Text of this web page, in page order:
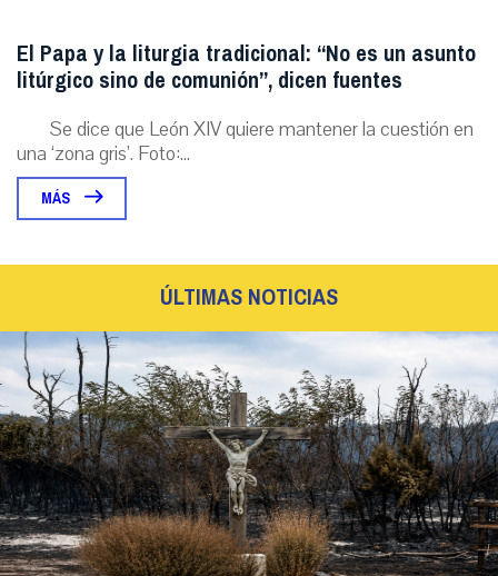
El Papa y la liturgia tradicional: “No es un asunto
litúrgico sino de comunión”, dicen fuentes
Se dice que León XIV quiere mantener la cuestión en
una ‘zona gris’. Foto:...
MÁS
ÚLTIMAS NOTICIAS